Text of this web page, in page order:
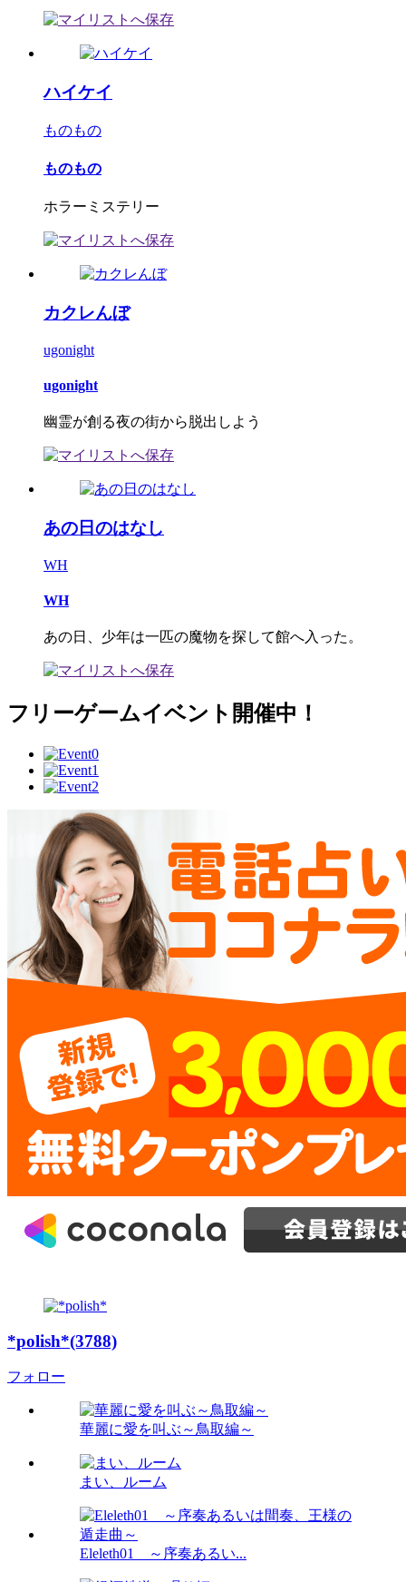
ハイケイ
ものもの
ものもの
ホラーミステリー
カクレんぼ
ugonight
ugonight
幽霊が創る夜の街から脱出しよう
あの日のはなし
WH
WH
あの日、少年は一匹の魔物を探して館へ入った。
フリーゲームイベント開催中！
*polish*(3788)
フォロー
華麗に愛を叫ぶ～鳥取編～
まい、ルーム
Eleleth01 ～序奏あるい...